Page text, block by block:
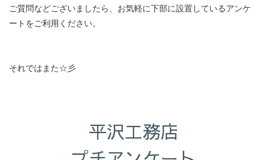
ご質問などございましたら、お気軽に下部に設置しているアンケ
ートをご利用ください。
それではまた☆彡